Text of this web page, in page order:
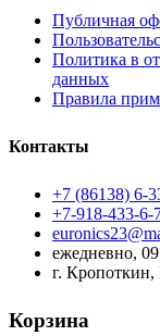
Публичная
Политика в
данных
Правила
Контакты
+7 (86138) 6-
+7-918-433-6-
ежедневно,
г. Кропоткин,
Корзина